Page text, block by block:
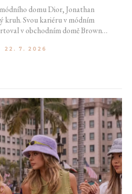
domu Dior, Jonathan
kruh. Svou kariéru v módním
v obchodním domě Brown
světa. V prosinci totiž v
22. 7. 2026